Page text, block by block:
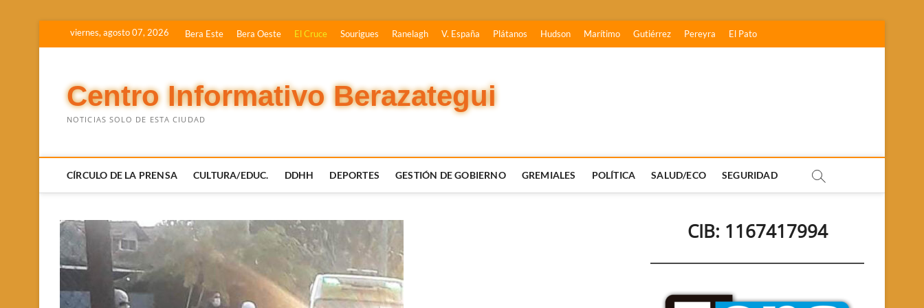
viernes, agosto 07, 2026 Bera Este Bera Oeste El Cruce Sourigues Ranelagh V. España Plátanos Hudson Marítimo Gutiérrez Pereyra El Pato
Centro Informativo Berazategui
NOTICIAS SOLO DE ESTA CIUDAD
CÍRCULO DE LA PRENSA CULTURA/EDUC. DDHH DEPORTES GESTIÓN DE GOBIERNO GREMIALES POLÍTICA SALUD/ECO SEGURIDAD
CIB: 1167417994